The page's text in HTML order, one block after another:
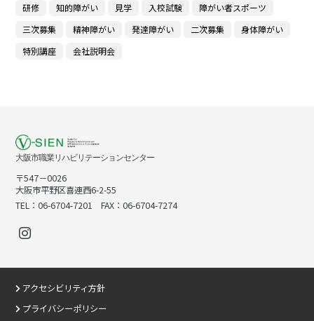
研修
知的障がい 見学 入校試験
障がい者スポーツ
三次募集
精神障がい 発達障がい 二次募集
身体障がい
特別講座
会社説明会
大阪市職業リハビリテーションセンター
〒547－0026
大阪市平野区喜連西6-2-55
TEL：06-6704-7201 FAX：06-6704-7274
アクセシビリティ方針
プライバシーポリシー